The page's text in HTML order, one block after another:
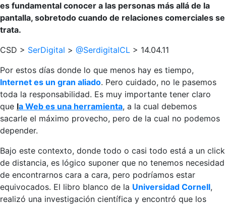
es fundamental conocer a las personas más allá de la
pantalla, sobretodo cuando de relaciones comerciales se
trata.
CSD > SerDigital > @SerdigitalCL > 14.04.11
Por estos días donde lo que menos hay es tiempo,
Internet es un gran aliado. Pero cuidado, no le pasemos
toda la responsabilidad. Es muy importante tener claro
que la Web es una herramienta, a la cual debemos
sacarle el máximo provecho, pero de la cual no podemos
depender.
Bajo este contexto, donde todo o casi todo está a un click
de distancia, es lógico suponer que no tenemos necesidad
de encontrarnos cara a cara, pero podríamos estar
equivocados. El libro blanco de la Universidad Cornell,
realizó una investigación científica y encontró que los